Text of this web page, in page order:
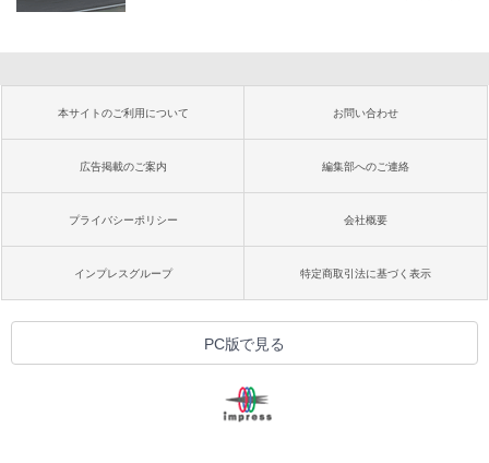
本サイトのご利用について お問い合わせ
広告掲載のご案内 編集部へのご連絡
プライバシーポリシー 会社概要
インプレスグループ 特定商取引法に基づく表示
PC版で見る